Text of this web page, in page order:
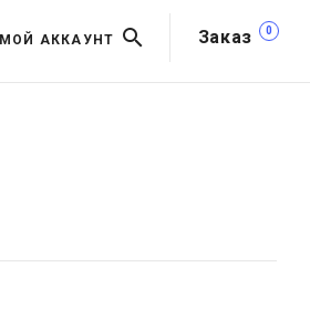
Заказ 0
МОЙ АККАУНТ